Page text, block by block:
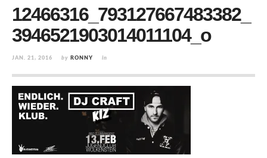
12466316_793127667483382_
3946521903014011104_o
JAN. 21, 2016 by RONNY in